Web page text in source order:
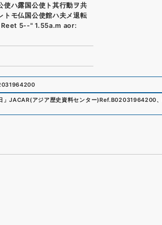
使ハ露国公使ト其行動ヲ共
トモ仏国公使館ハ夫メ退転
5--" 1.55a.m aor:
」JACAR(アジア歴史資料センター)Ref.B02031964200、